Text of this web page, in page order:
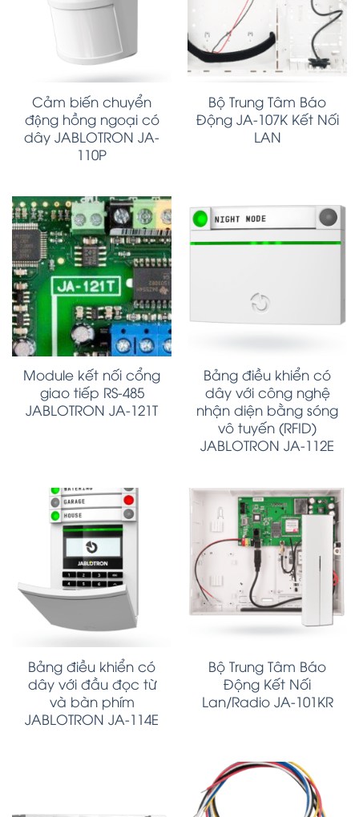
Cảm biến chuyển
động hồng ngoại có
dây JABLOTRON JA-
110P
Bộ Trung Tâm Báo
Động JA-107K Kết Nối
LAN
Module kết nối cổng
giao tiếp RS-485
JABLOTRON JA-121T
Bảng điều khiển có
dây với công nghệ
nhận diện bằng sóng
vô tuyến (RFID)
JABLOTRON JA-112E
Bảng điều khiển có
dây với đầu đọc từ
và bàn phím
JABLOTRON JA-114E
Bộ Trung Tâm Báo
Động Kết Nối
Lan/Radio JA-101KR